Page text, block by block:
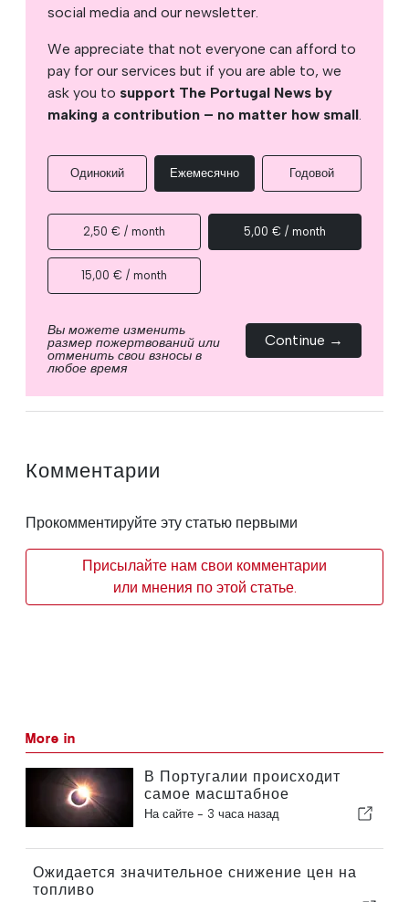
social media and our newsletter.
We appreciate that not everyone can afford to
pay for our services but if you are able to, we
ask you to support The Portugal News by
making a contribution – no matter how small.
Одинокий Ежемесячно Годовой
2,50 € / month 5,00 € / month
15,00 € / month
Вы можете изменить
размер пожертвований или
отменить свои взносы в
любое время
Continue →
Комментарии
Прокомментируйте эту статью первыми
Присылайте нам свои комментарии
или мнения по этой статье.
More in
В Португалии происходит
самое масштабное
солнечное затмение столетия
На сайте - 3 часа назад
Ожидается значительное снижение цен на
топливо